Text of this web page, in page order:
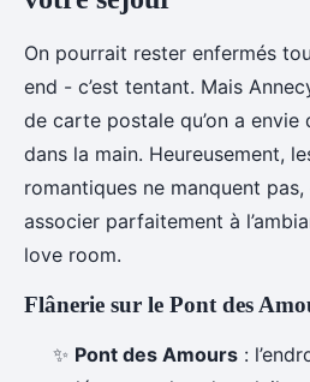
On pourrait rester enfermés
end - c’est tentant. Mais
de carte postale qu’on a
dans la main. Heureusement,
romantiques ne manquent
associer parfaitement à
love room.
Flânerie sur le Pont des
✨ Pont des Amours :